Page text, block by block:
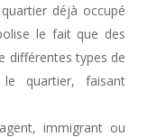
déjà occupé
le fait que des
différentes types de
quartier, faisant
immigrant ou